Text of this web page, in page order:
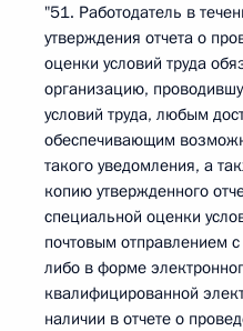
"51. Работодатель в
утверждения отчета о
оценки условий труда
организацию,
условий труда, любым
обеспечивающим
такого уведомления, а
копию утвержденного
специальной оценки
почтовым отправлением
либо в форме
квалифицированной
наличии в отчете о